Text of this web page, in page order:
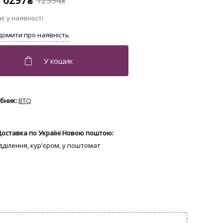
BTQ
по Україні Новою поштою:
кур'єром, у поштомат